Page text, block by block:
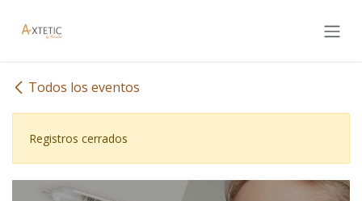
Todos los eventos
Registros cerrados